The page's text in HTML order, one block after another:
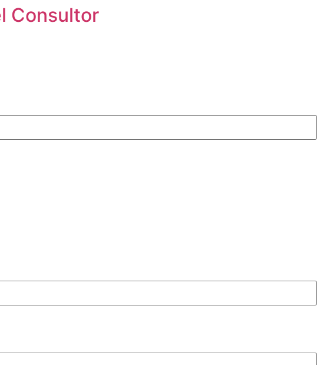
Consultor